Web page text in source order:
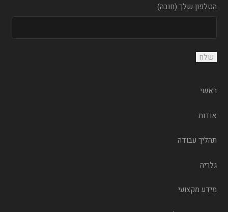
הטלפון שלך (חובה)
ראשי
אודות
תהליך עבודה
גלריה
מידע מקצועי